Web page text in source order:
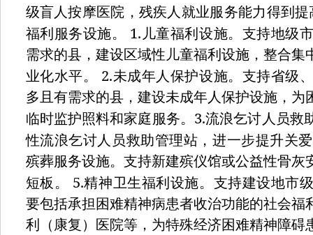
级盲人按摩医院，残疾人就业服务能力得到提
福利服务设施。
1. 儿童福利设施。支持地级
需求的县，建设区域性儿童福利设施，整合集
业化水平。
2.未成年人保护设施。支持省级
多且有需求的县，建设未成年人保护设施，为
临时监护照料和家庭服务。 3.流浪乞讨人员救
性流浪乞讨人员救助管理站，进一步提升关
殡葬服务设施。支持新建殡仪馆或公益性骨灰
短板。
5.精神卫生福利设施。支持建设地市
要包括承担困难精神病患者收治功能的社会福
利（康复）医院等，为特殊经济困难精神障碍